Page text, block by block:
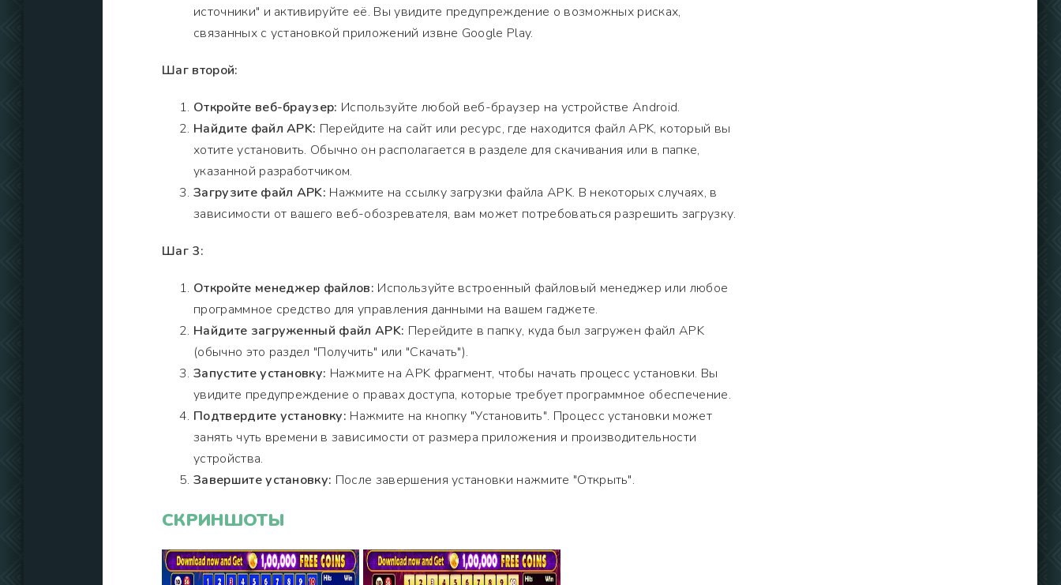
источники" и активируйте её. Вы увидите предупреждение о возможных рисках,
связанных с установкой приложений извне Google Play.
Шаг второй:
Откройте веб-браузер: Используйте любой веб-браузер на устройстве Android.
Найдите файл APK: Перейдите на сайт или ресурс, где находится файл APK, который вы
хотите установить. Обычно он располагается в разделе для скачивания или в папке,
указанной разработчиком.
Загрузите файл APK: Нажмите на ссылку загрузки файла APK. В некоторых случаях, в
зависимости от вашего веб-обозревателя, вам может потребоваться разрешить загрузку.
Шаг 3:
Откройте менеджер файлов: Используйте встроенный файловый менеджер или любое
программное средство для управления данными на вашем гаджете.
Найдите загруженный файл APK: Перейдите в папку, куда был загружен файл APK
(обычно это раздел "Получить" или "Скачать").
Запустите установку: Нажмите на APK фрагмент, чтобы начать процесс установки. Вы
увидите предупреждение о правах доступа, которые требует программное обеспечение.
Подтвердите установку: Нажмите на кнопку "Установить". Процесс установки может
занять чуть времени в зависимости от размера приложения и производительности
устройства.
Завершите установку: После завершения установки нажмите "Открыть".
СКРИНШОТЫ